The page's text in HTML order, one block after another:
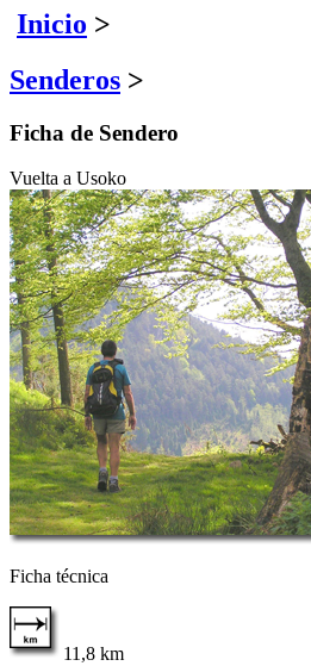
Inicio >
Senderos >
Ficha de Sendero
Vuelta a Usoko
Ficha técnica
11,8 km